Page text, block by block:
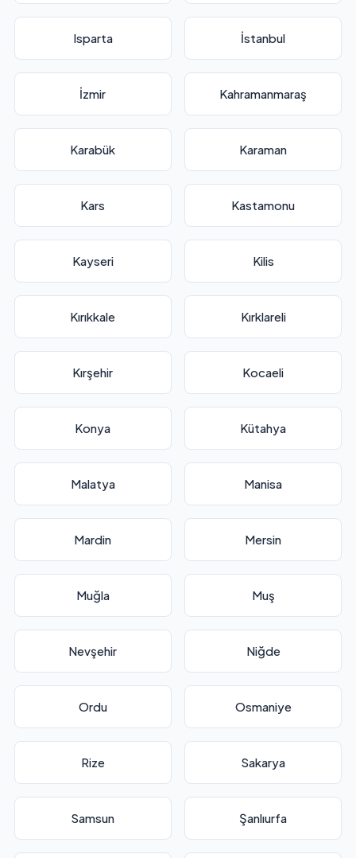
Isparta İstanbul
İzmir Kahramanmaraş
Karabük Karaman
Kars Kastamonu
Kayseri Kilis
Kırıkkale Kırklareli
Kırşehir Kocaeli
Konya Kütahya
Malatya Manisa
Mardin Mersin
Muğla Muş
Nevşehir Niğde
Ordu Osmaniye
Rize Sakarya
Samsun Şanlıurfa